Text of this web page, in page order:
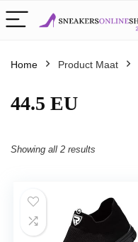
Home Product Maat
44.5 EU
Showing all 2 results